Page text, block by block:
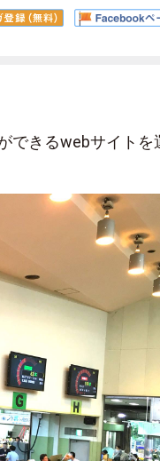
できるwebサイトを